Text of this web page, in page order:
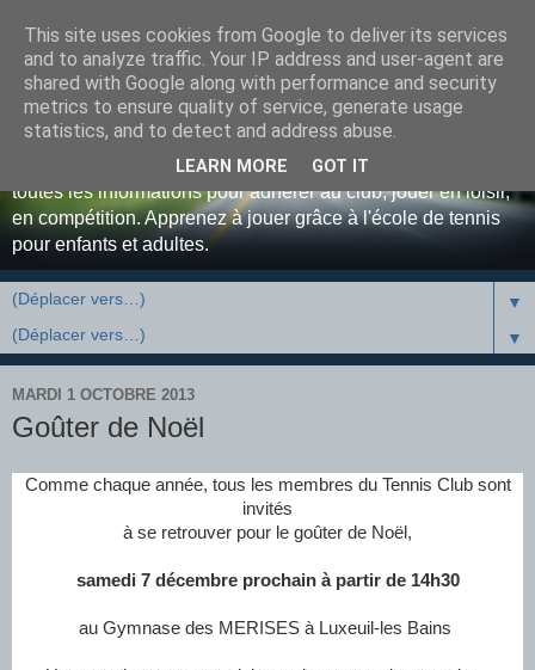
Bienvenue au Tennis Club
Luxovien ...
Site officiel du Tennis Club de Luxeuil-les-Bains. Retrouvez
toutes les informations pour adhérer au club, jouer en loisir,
en compétition. Apprenez à jouer grâce à l'école de tennis
pour enfants et adultes.
▼
▼
MARDI 1 OCTOBRE 2013
Goûter de Noël
Comme chaque année, tous les membres du Tennis Club sont
invités
à se retrouver pour le goûter de Noël,
samedi 7 décembre prochain à partir de 14h30
au Gymnase des MERISES à Luxeuil-les Bains
This site uses cookies from Google to deliver its services
and to analyze traffic. Your IP address and user-agent are
shared with Google along with performance and security
metrics to ensure quality of service, generate usage
statistics, and to detect and address abuse.
LEARN MORE GOT IT